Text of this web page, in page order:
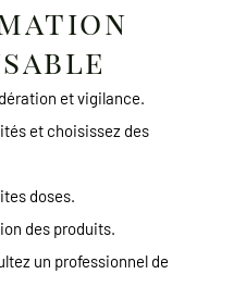
et vigilance.
et choisissez des
doses.
des produits.
un professionnel de